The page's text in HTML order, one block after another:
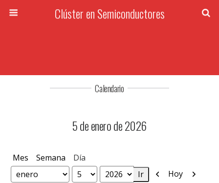
Clúster en Semiconductores
Calendario
5 de enero de 2026
Mes Semana Día
Mes
Día
Año
Anterior
Hoy